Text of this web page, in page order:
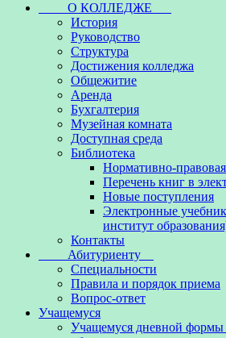
О КОЛЛЕДЖЕ
История
Руководство
Структура
Достижения колледжа
Общежитие
Аренда
Бухгалтерия
Музейная комната
Доступная среда
Библиотека
Нормативно-правовая
Перечень книг в
Новые поступления
Электронные
институт
Контакты
Абитуриенту
Специальности
Правила и порядок приема
Вопрос-ответ
Учащемуся
Учащемуся дневной формы